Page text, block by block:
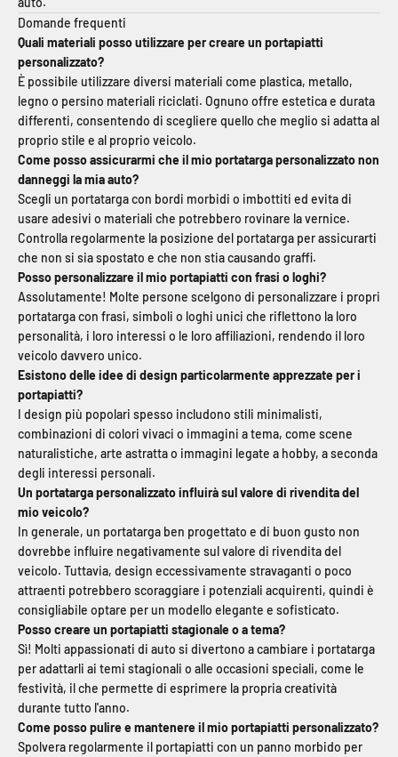
Domande frequenti
Quali materiali posso utilizzare per creare un portapiatti
personalizzato?
È possibile utilizzare diversi materiali come plastica, metallo,
legno o persino materiali riciclati. Ognuno offre estetica e durata
differenti, consentendo di scegliere quello che meglio si adatta al
proprio stile e al proprio veicolo.
Come posso assicurarmi che il mio portatarga personalizzato non
danneggi la mia auto?
Scegli un portatarga con bordi morbidi o imbottiti ed evita di
usare adesivi o materiali che potrebbero rovinare la vernice.
Controlla regolarmente la posizione del portatarga per assicurarti
che non si sia spostato e che non stia causando graffi.
Posso personalizzare il mio portapiatti con frasi o loghi?
Assolutamente! Molte persone scelgono di personalizzare i propri
portatarga con frasi, simboli o loghi unici che riflettono la loro
personalità, i loro interessi o le loro affiliazioni, rendendo il loro
veicolo davvero unico.
Esistono delle idee di design particolarmente apprezzate per i
portapiatti?
I design più popolari spesso includono stili minimalisti,
combinazioni di colori vivaci o immagini a tema, come scene
naturalistiche, arte astratta o immagini legate a hobby, a seconda
degli interessi personali.
Un portatarga personalizzato influirà sul valore di rivendita del
mio veicolo?
In generale, un portatarga ben progettato e di buon gusto non
dovrebbe influire negativamente sul valore di rivendita del
veicolo. Tuttavia, design eccessivamente stravaganti o poco
attraenti potrebbero scoraggiare i potenziali acquirenti, quindi è
consigliabile optare per un modello elegante e sofisticato.
Posso creare un portapiatti stagionale o a tema?
Sì! Molti appassionati di auto si divertono a cambiare i portatarga
per adattarli ai temi stagionali o alle occasioni speciali, come le
festività, il che permette di esprimere la propria creatività
durante tutto l'anno.
Come posso pulire e mantenere il mio portapiatti personalizzato?
Spolvera regolarmente il portapiatti con un panno morbido per